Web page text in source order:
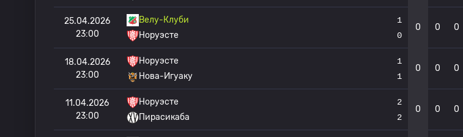
25.04.2026
23:00
Велу-Клуби
Норуэсте
1
0
0 0 0
18.04.2026
23:00
Норуэсте
Нова-Игуаку
1
1
0 0 0
11.04.2026
23:00
Норуэсте
Пирасикаба
2
2
0 0 0